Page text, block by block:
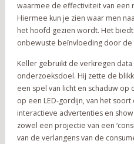
waarmee de effectiviteit van een
Hiermee kun je zien waar men
het hoofd gezien wordt. Het
onbewuste beïnvloeding door de
Keller gebruikt de verkregen
onderzoeksdoel. Hij zette de
een spel van licht en schaduw
op een LED-gordijn, van het
interactieve advertenties en
zowel een projectie van een
van de verlangens van de